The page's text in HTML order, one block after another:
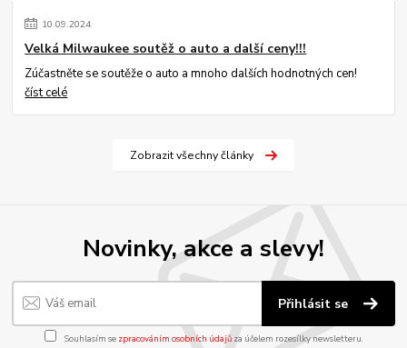
10.09.2024
Velká Milwaukee soutěž o auto a další ceny!!!
Zúčastněte se soutěže o auto a mnoho dalších hodnotných cen!
číst celé
Zobrazit všechny články
Novinky, akce a slevy!
Přihlásit se
Souhlasím se zpracováním osobních údajůza účelem rozesílky newsletteru.